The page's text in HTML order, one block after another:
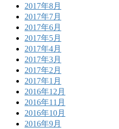
2017年8月
2017年7月
2017年6月
2017年5月
2017年4月
2017年3月
2017年2月
2017年1月
2016年12月
2016年11月
2016年10月
2016年9月